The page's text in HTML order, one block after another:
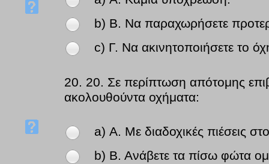
b) Β. Να παραχωρήσετε
c) Γ. Να ακινητοποιήσετε το
20. 20. Σε περίπτωση απότομης
ακολουθούντα οχήματα:
a) Α. Με διαδοχικές πιέσεις
b) Β. Ανάβετε τα πίσω φώτα